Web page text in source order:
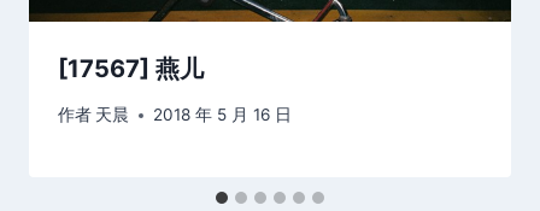
[17567] 燕儿
作者 天晨 2018 年 5 月 16 日